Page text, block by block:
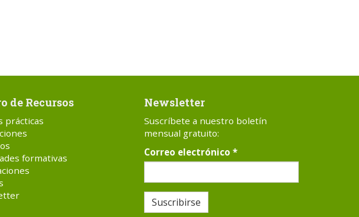
de Recursos
prácticas
formativas
Newsletter
Suscríbete a nuestro boletín
mensual gratuito:
Correo electrónico *
Suscribirse